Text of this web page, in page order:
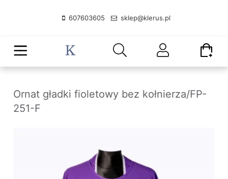
607603605 sklep@klerus.pl
Ornat gładki fioletowy bez kołnierza/FP-
251-F